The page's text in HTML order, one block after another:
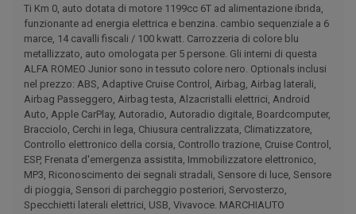
Ti Km 0, auto dotata di motore 1199cc 6T ad alimentazione ibrida,
funzionante ad energia elettrica e benzina. cambio sequenziale a 6
marce, 14 cavalli fiscali / 100 kwatt. Carrozzeria di colore blu
metallizzato, auto omologata per 5 persone. Gli interni di questa
ALFA ROMEO Junior sono in tessuto colore nero. Optionals inclusi
nel prezzo: ABS, Adaptive Cruise Control, Airbag, Airbag laterali,
Airbag Passeggero, Airbag testa, Alzacristalli elettrici, Android
Auto, Apple CarPlay, Autoradio, Autoradio digitale, Boardcomputer,
Bracciolo, Cerchi in lega, Chiusura centralizzata, Climatizzatore,
Controllo elettronico della corsia, Controllo trazione, Cruise Control,
ESP, Frenata d'emergenza assistita, Immobilizzatore elettronico,
MP3, Riconoscimento dei segnali stradali, Sensore di luce, Sensore
di pioggia, Sensori di parcheggio posteriori, Servosterzo,
Specchietti laterali elettrici, USB, Vivavoce. MARCHIAUTO